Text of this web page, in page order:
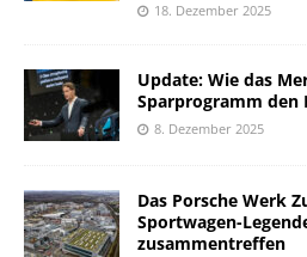
18. Dezember 2025
Update: Wie das
Sparprogramm den
8. Dezember 2025
Das Porsche Werk
Sportwagen-
zusammentreffen